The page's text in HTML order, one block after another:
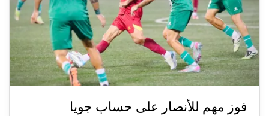
فوز مهم للأنصار على حساب جويا